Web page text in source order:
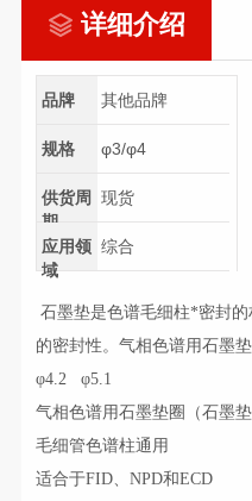
详细介绍
品牌 其他品牌
规格 φ3/φ4
供货周
期
现货
应用领
域
综合
石墨垫是色谱毛细柱*密封
的密封性。气相色谱用石墨
φ4.2 φ5.1
气相色谱用石墨垫圈（石墨
毛细管色谱柱通用
适合于FID、NPD和ECD